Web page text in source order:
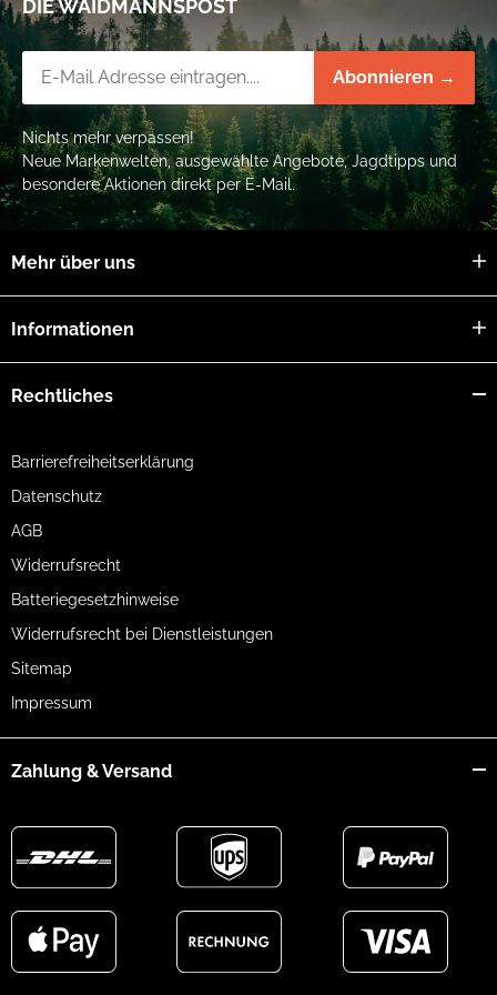
DIE WAIDMANNSPOST
Abonnieren →
Nichts mehr verpassen!
Neue Markenwelten, ausgewählte Angebote, Jagdtipps und
besondere Aktionen direkt per E-Mail.
Mehr über uns
Informationen
Rechtliches
Barrierefreiheitserklärung
Datenschutz
AGB
Widerrufsrecht
Batteriegesetzhinweise
Widerrufsrecht bei Dienstleistungen
Sitemap
Impressum
Zahlung & Versand